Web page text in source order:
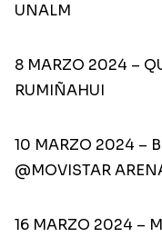
UNALM
8 MARZO 2024 –
RUMIÑAHUI
10 MARZO 2024 –
@MOVISTAR
16 MARZO 2024 –